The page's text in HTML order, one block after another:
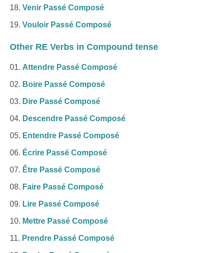
Venir Passé Composé
Vouloir Passé Composé
Other RE Verbs in Compound tense
Attendre Passé Composé
Boire Passé Composé
Dire Passé Composé
Descendre Passé Composé
Entendre Passé Composé
Écrire Passé Composé
Être Passé Composé
Faire Passé Composé
Lire Passé Composé
Mettre Passé Composé
Prendre Passé Composé